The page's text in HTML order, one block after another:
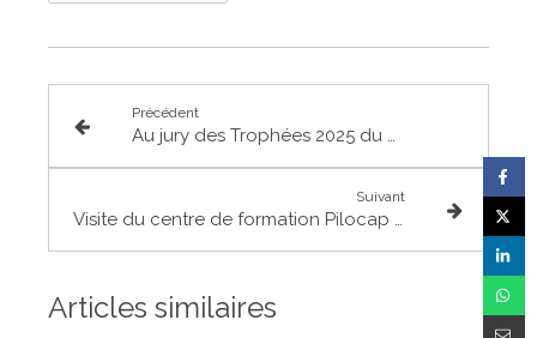
Précédent
Au jury des Trophées 2025 du Club des Entrepreneurs du Frontonnais
Suivant
Visite du centre de formation Pilocap à St-Alban
Articles similaires